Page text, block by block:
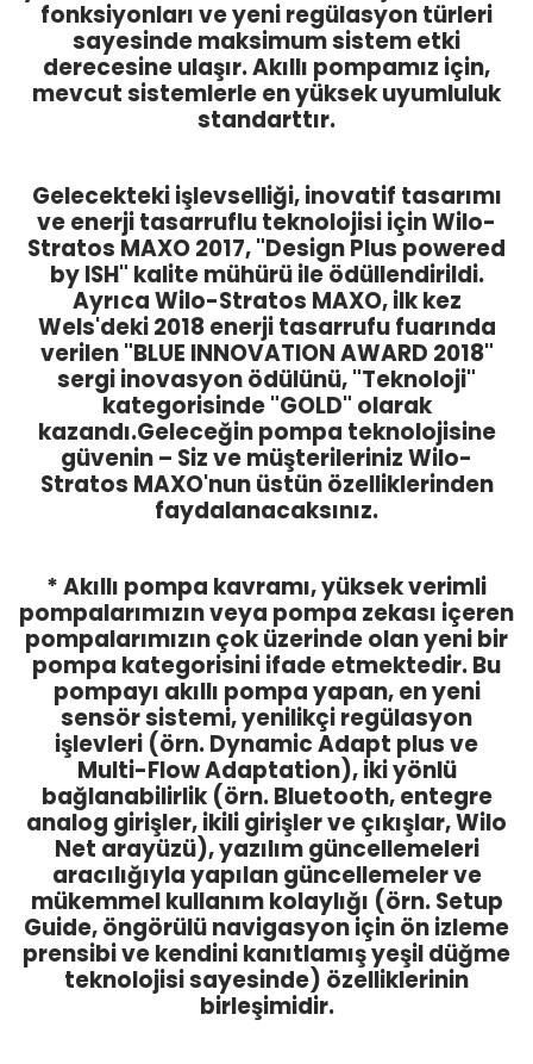
fonksiyonları ve yeni regülasyon türleri
sayesinde maksimum sistem etki
derecesine ulaşır. Akıllı pompamız için,
mevcut sistemlerle en yüksek uyumluluk
standarttır.
Gelecekteki işlevselliği, inovatif tasarımı
ve enerji tasarruflu teknolojisi için Wilo-
Stratos MAXO 2017, "Design Plus powered
by ISH" kalite mühürü ile ödüllendirildi.
Ayrıca Wilo-Stratos MAXO, ilk kez
Wels'deki 2018 enerji tasarrufu fuarında
verilen "BLUE INNOVATION AWARD 2018"
sergi inovasyon ödülünü, "Teknoloji"
kategorisinde "GOLD" olarak
kazandı.Geleceğin pompa teknolojisine
güvenin – Siz ve müşterileriniz Wilo-
Stratos MAXO'nun üstün özelliklerinden
faydalanacaksınız.
* Akıllı pompa kavramı, yüksek verimli
pompalarımızın veya pompa zekası içeren
pompalarımızın çok üzerinde olan yeni bir
pompa kategorisini ifade etmektedir. Bu
pompayı akıllı pompa yapan, en yeni
sensör sistemi, yenilikçi regülasyon
işlevleri (örn. Dynamic Adapt plus ve
Multi-Flow Adaptation), iki yönlü
bağlanabilirlik (örn. Bluetooth, entegre
analog girişler, ikili girişler ve çıkışlar, Wilo
Net arayüzü), yazılım güncellemeleri
aracılığıyla yapılan güncellemeler ve
mükemmel kullanım kolaylığı (örn. Setup
Guide, öngörülü navigasyon için ön izleme
prensibi ve kendini kanıtlamış yeşil düğme
teknolojisi sayesinde) özelliklerinin
birleşimidir.